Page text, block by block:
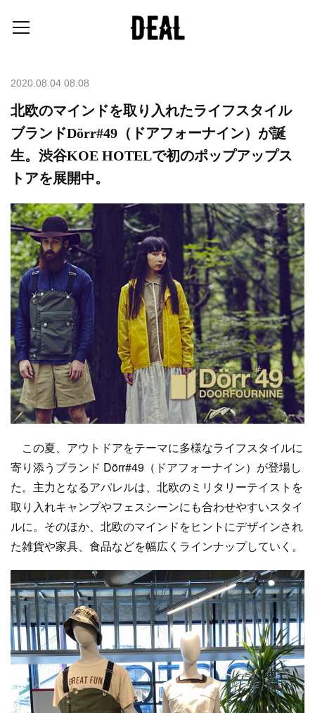
2020.08.04 08:08
北欧のマインドを取り入れたライフスタイル
ブランドDörr#49（ドアフォーナイン）が誕
生。渋谷KOE HOTELで初のポップアップス
トアを展開中。
この夏、アウトドアをテーマに多様なライフスタイルに
寄り添うブランド Dörr#49（ドアフォーナイン）が登場し
た。主力となるアパレルは、北欧のミリタリーテイストを
取り入れキャンプやフェスシーンにも合わせやすいスタイ
ルに。そのほか、北欧のマインドをヒントにデザインされ
た雑貨や家具、食品などを幅広くラインナップしていく。